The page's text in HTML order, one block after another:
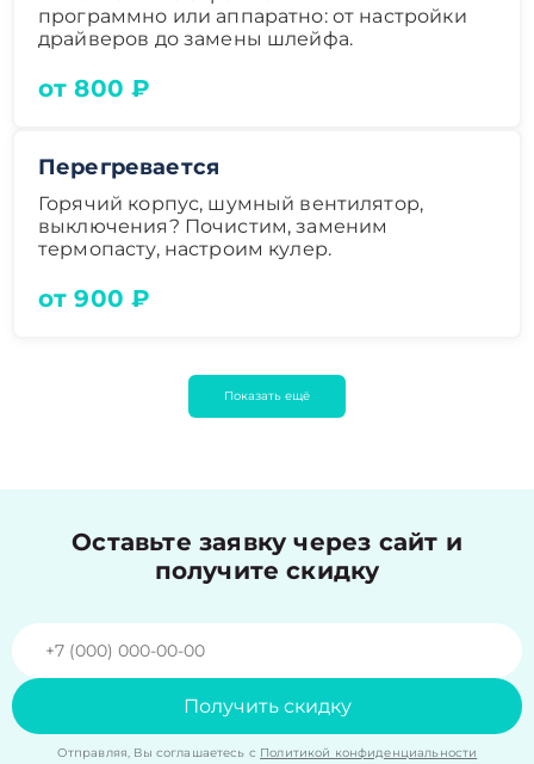
программно или аппаратно: от настройки
драйверов до замены шлейфа.
от 800 ₽
Перегревается
Горячий корпус, шумный вентилятор,
выключения? Почистим, заменим
термопасту, настроим кулер.
от 900 ₽
Показать ещё
Оставьте заявку через сайт и
получите скидку
Получить скидку
Отправляя, Вы соглашаетесь с Политикой конфиденциальности